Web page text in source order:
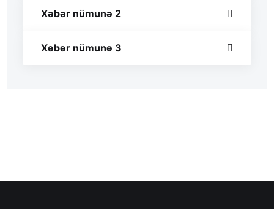
Xəbər nümunə 2
Xəbər nümunə 3